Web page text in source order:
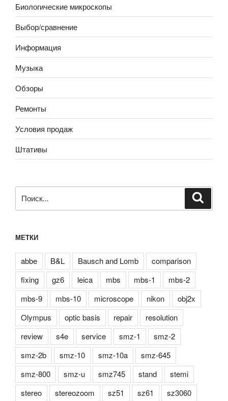
Биологические микроскопы
Выбор/сравнение
Информация
Музыка
Обзоры
Ремонты
Условия продаж
Штативы
МЕТКИ
abbe B&L Bausch and Lomb
comparison
fixing
gz6 leica mbs mbs-1
mbs-2
mbs-9
mbs-10 microscope nikon
obj2x
Olympus
optic basis repair
resolution
review
s4e service smz-1
smz-2
smz-2b
smz-10 smz-10a
smz-645
smz-800
smz-u smz745 stand
stemi
stereo
stereozoom sz51 sz61
sz3060